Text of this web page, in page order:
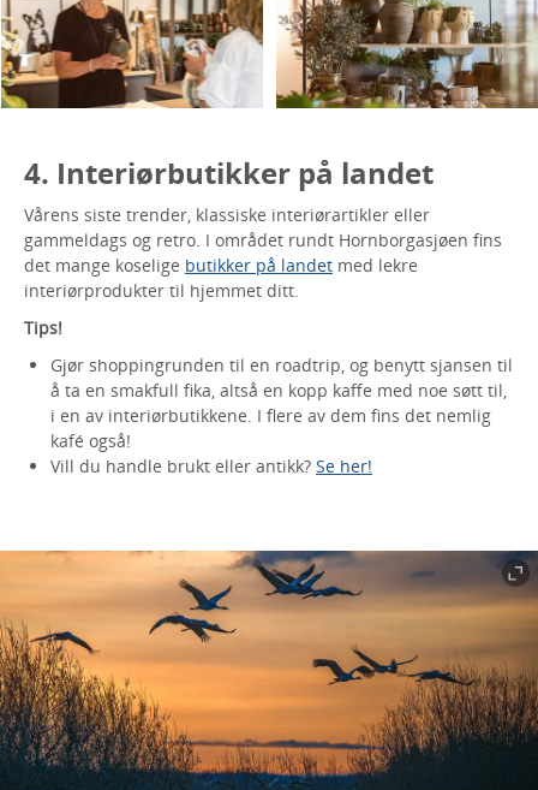
4. Interiørbutikker på landet
Vårens siste trender, klassiske interiørartikler eller
gammeldags og retro. I området rundt Hornborgasjøen fins
det mange koselige butikker på landet med lekre
interiørprodukter til hjemmet ditt.
Tips!
Gjør shoppingrunden til en roadtrip, og benytt sjansen til
å ta en smakfull fika, altså en kopp kaffe med noe søtt til,
i en av interiørbutikkene. I flere av dem fins det nemlig
kafé også!
Vill du handle brukt eller antikk? Se her!